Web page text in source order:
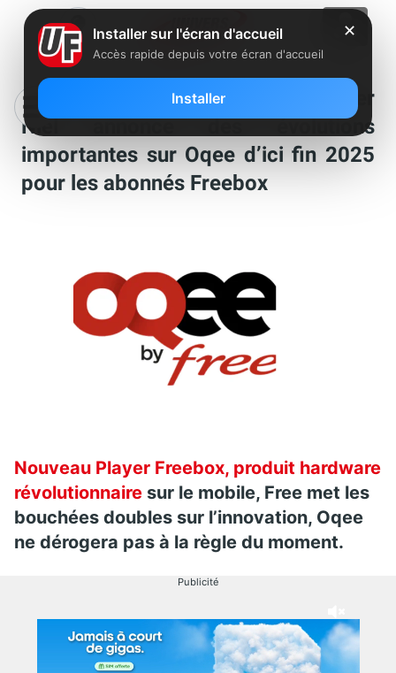
“On a beaucoup travaillé” : Xavier
Niel annonce des évolutions
importantes sur Oqee d’ici fin 2025
pour les abonnés Freebox
Nouveau Player Freebox, produit hardware
révolutionnaire sur le mobile, Free met les
bouchées doubles sur l’innovation, Oqee
ne dérogera pas à la règle du moment.
Publicité
✕
Installer sur l'écran d'accueil
Accès rapide depuis votre écran d'accueil
Installer